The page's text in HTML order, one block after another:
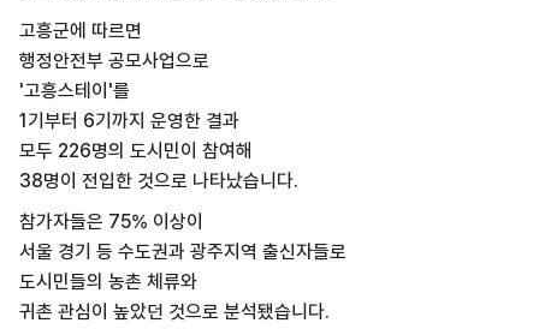
고흥군에 따르면
행정안전부 공모사업으로
'고흥스테이'를
1기부터 6기까지 운영한 결과
모두 226명의 도시민이 참여해
38명이 전입한 것으로 나타났습니다.
참가자들은 75% 이상이
서울 경기 등 수도권과 광주지역 출신자들로
도시민들의 농촌 체류와
귀촌 관심이 높았던 것으로 분석됐습니다.